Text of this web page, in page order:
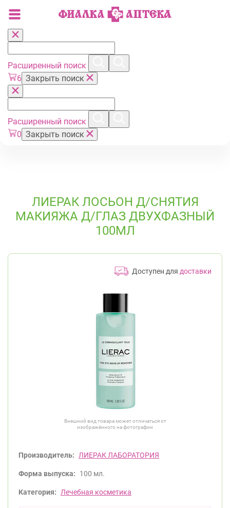
Расширенный поиск
6 Закрыть поиск
Расширенный поиск
0 Закрыть поиск
ЛИЕРАК ЛОСЬОН Д/СНЯТИЯ
МАКИЯЖА Д/ГЛАЗ ДВУХФАЗНЫЙ
100МЛ
Доступен для доставки
Внешний вид товара может отличаться от
изображённого на фотографии
Производитель: ЛИЕРАК ЛАБОРАТОРИЯ
Форма выпуска: 100 мл.
Категория: Лечебная косметика